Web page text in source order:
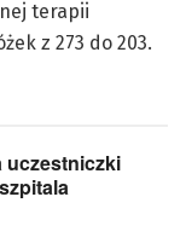
terapii
z 273 do 203.
uczestniczki